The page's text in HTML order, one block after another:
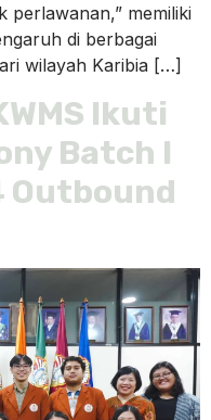
perlawanan,” memiliki
di berbagai
wilayah Karibia […]
Ikuti
Batch I
Outbound